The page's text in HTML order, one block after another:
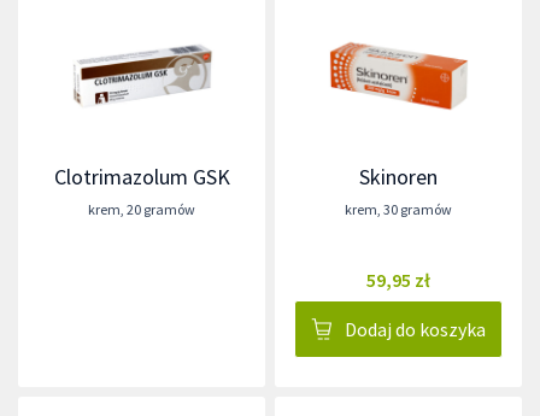
Clotrimazolum GSK
krem, 20 gramów
Skinoren
krem, 30 gramów
59,95 zł
Dodaj do koszyka